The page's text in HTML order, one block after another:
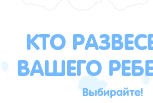
КТО
ВАШЕГО
Выбирайте!